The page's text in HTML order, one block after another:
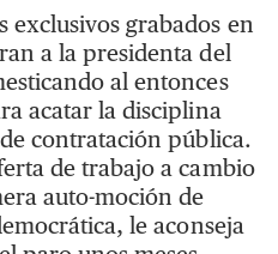
exclusivos grabados en
a la presidenta del
al entonces
acatar la disciplina
contratación pública.
de trabajo a cambio
auto-moción de
le aconseja